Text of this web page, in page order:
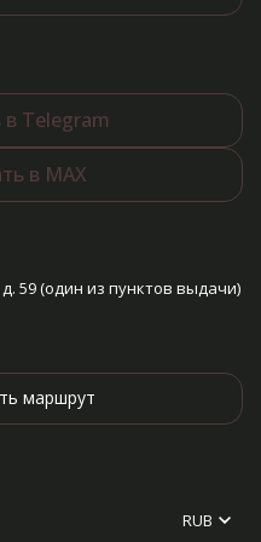
применить, связав одну из
моделей, представленных в
книге, будь то варежки,
сапожки!
Каждая модель
орнамент!
Telegram
в MAX
59 (один из пунктов выдачи)
маршрут
RUB